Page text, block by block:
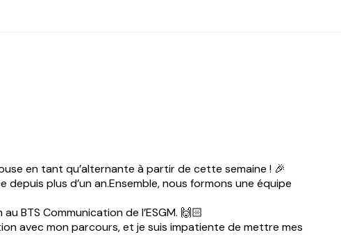
en tant qu’alternante à partir de cette semaine ! 🎉
depuis plus d’un an.Ensemble, nous formons une équipe
BTS Communication de l’ESGM. 🙌🏻
avec mon parcours, et je suis impatiente de mettre mes